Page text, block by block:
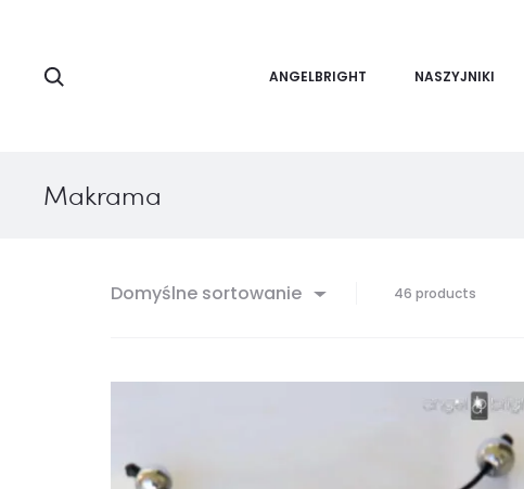
ANGELBRIGHT NASZYJNIKI
Makrama
Domyślne sortowanie 46 products
46
wyników